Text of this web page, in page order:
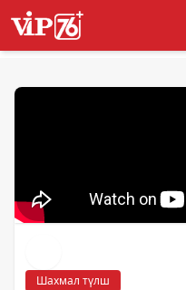
Шахмал түлш